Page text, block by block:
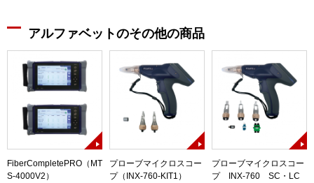
アルファベットのその他の商品
FiberCompletePRO（MT
S-4000V2）
プローブマイクロスコー
プ（INX-760-KIT1）
プローブマイクロスコー
プ INX-760 SC・LC